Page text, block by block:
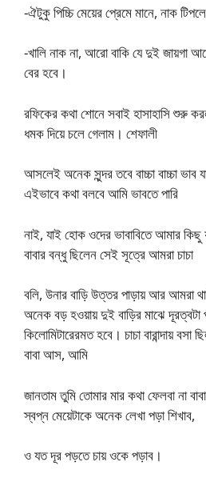
-ঐটুকু পিচ্চি মেয়ের প্রেমে মানে, নাক
-খালি নাক না, আরো বাকি যে দুই জায়গা
বের হবে।
রফিকের কথা শোনে সবাই হাসাহাসি শুরু
ধমক দিয়ে চলে গেলাম। শেফালী
আসলেই অনেক সুন্দর তবে বাচ্চা বাচ্চা ভাব
এইভাবে কথা বলবে আমি ভাবতে পারি
নাই, যাই হোক ওদের ভাবাবিতে আমার
বাবার বন্ধু ছিলেন সেই সূত্রে আমরা চাচা
বলি, উনার বাড়ি উত্তর পাড়ায় আর আমরা
অনেক বড় হওয়ায় দুই বাড়ির মাঝে
কিলোমিটারেরমত হবে। চাচা বারান্দায়
বাবা আস, আমি
জানতাম তুমি তোমার মার কথা ফেলবা না
স্বপ্ন মেয়েটাকে অনেক লেখা পড়া শিখাব,
ও যত দূর পড়তে চায় ওকে পড়াব।